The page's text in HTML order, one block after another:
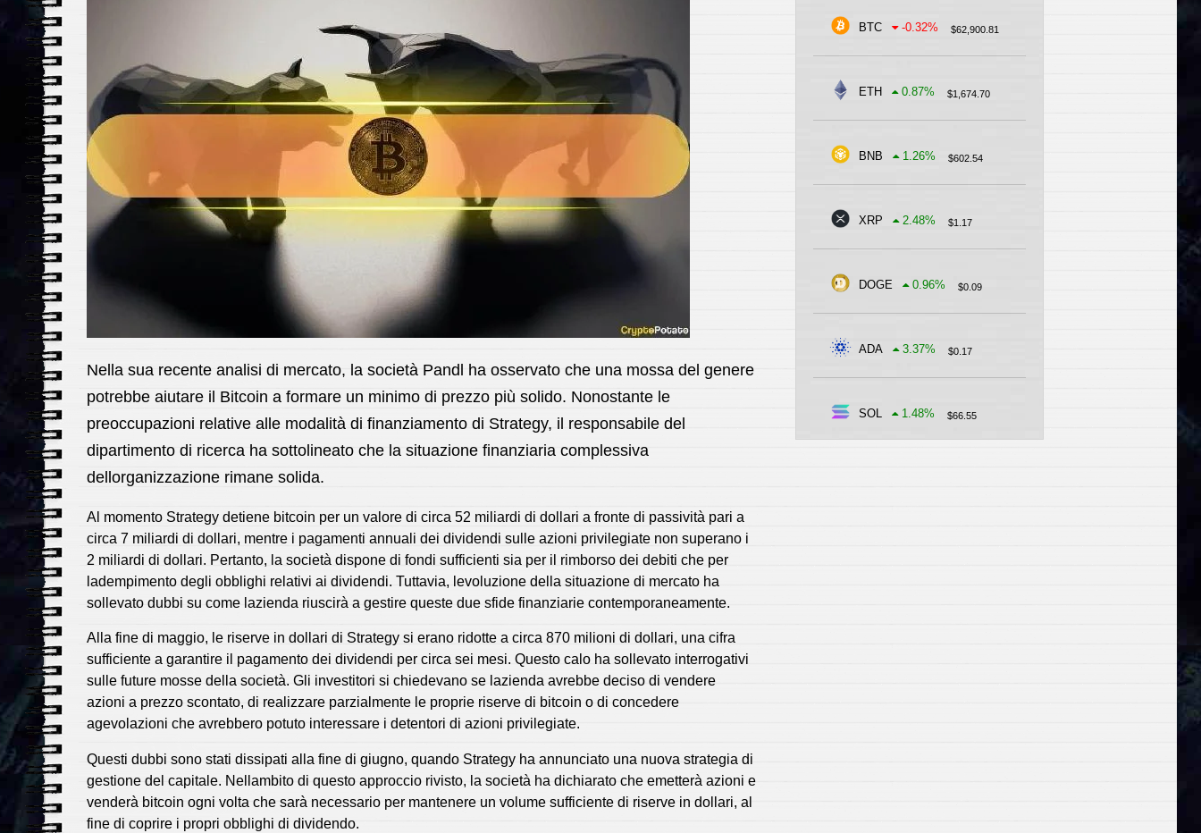
Nella sua recente analisi di mercato, la società Pandl ha osservato che una mossa del genere
potrebbe aiutare il Bitcoin a formare un minimo di prezzo più solido. Nonostante le
preoccupazioni relative alle modalità di finanziamento di Strategy, il responsabile del
dipartimento di ricerca ha sottolineato che la situazione finanziaria complessiva
dellorganizzazione rimane solida.
Al momento Strategy detiene bitcoin per un valore di circa 52 miliardi di dollari a fronte di passività pari a
circa 7 miliardi di dollari, mentre i pagamenti annuali dei dividendi sulle azioni privilegiate non superano i
2 miliardi di dollari. Pertanto, la società dispone di fondi sufficienti sia per il rimborso dei debiti che per
ladempimento degli obblighi relativi ai dividendi. Tuttavia, levoluzione della situazione di mercato ha
sollevato dubbi su come lazienda riuscirà a gestire queste due sfide finanziarie contemporaneamente.
Alla fine di maggio, le riserve in dollari di Strategy si erano ridotte a circa 870 milioni di dollari, una cifra
sufficiente a garantire il pagamento dei dividendi per circa sei mesi. Questo calo ha sollevato interrogativi
sulle future mosse della società. Gli investitori si chiedevano se lazienda avrebbe deciso di vendere
azioni a prezzo scontato, di realizzare parzialmente le proprie riserve di bitcoin o di concedere
agevolazioni che avrebbero potuto interessare i detentori di azioni privilegiate.
Questi dubbi sono stati dissipati alla fine di giugno, quando Strategy ha annunciato una nuova strategia di
gestione del capitale. Nellambito di questo approccio rivisto, la società ha dichiarato che emetterà azioni e
venderà bitcoin ogni volta che sarà necessario per mantenere un volume sufficiente di riserve in dollari, al
fine di coprire i propri obblighi di dividendo.
$62,900.81
BTC -0.32%
$1,674.70
ETH 0.87%
$602.54
BNB 1.26%
$1.17
XRP 2.48%
$0.09
DOGE 0.96%
$0.17
ADA 3.37%
$66.55
SOL 1.48%